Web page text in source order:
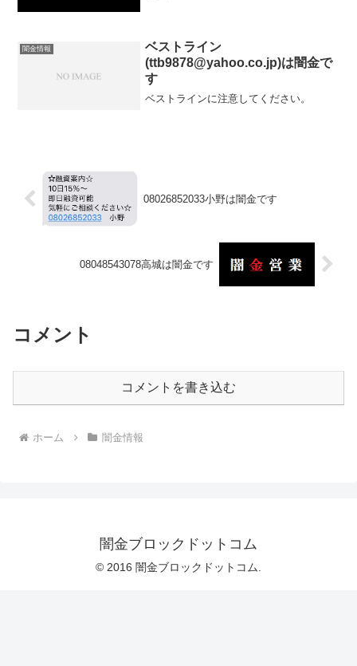
闇金情報
ベストライン
(ttb9878@yahoo.co.jp)は闇金で
す
ベストラインに注意してください。
08026852033小野は闇金です
08048543078高城は闇金です
コメント
コメントを書き込む
ホーム 闇金情報
闇金ブロックドットコム
© 2016 闇金ブロックドットコム.